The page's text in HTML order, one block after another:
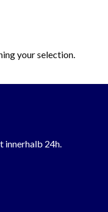
your selection.
innerhalb 24h.